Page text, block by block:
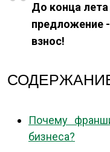
До конца
предложение
взнос!
Почему
бизнеса?